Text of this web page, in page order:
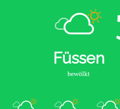
Füssen
bewölkt